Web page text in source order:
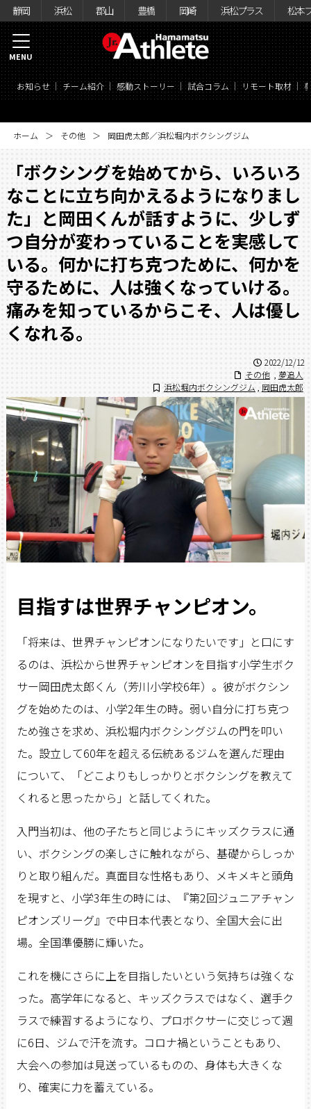
静岡 浜松 郡山 豊橋 岡崎 浜松プラス 松本
お知らせ チーム紹介 感動ストーリー 試合コラム リモート取材
MENU
ホーム その他 岡田虎太郎／浜松堀内ボクシングジム
「ボクシングを始めてから、いろいろ
なことに立ち向かえるようになりまし
た」と岡田くんが話すように、少しず
つ自分が変わっていることを実感して
いる。何かに打ち克つために、何かを
守るために、人は強くなっていける。
痛みを知っているからこそ、人は優し
くなれる。
2022/12/12
その他 , 夢追人
浜松堀内ボクシングジム
岡田虎太郎
目指すは世界チャンピオン。
「将来は、世界チャンピオンになりたいです」と口にす
るのは、浜松から世界チャンピオンを目指す小学生ボク
サー岡田虎太郎くん（芳川小学校6年）。彼がボクシン
グを始めたのは、小学2年生の時。弱い自分に打ち克つ
ため強さを求め、浜松堀内ボクシングジムの門を叩い
た。設立して60年を超える伝統あるジムを選んだ理由
について、「どこよりもしっかりとボクシングを教えて
くれると思ったから」と話してくれた。
入門当初は、他の子たちと同じようにキッズクラスに通
い、ボクシングの楽しさに触れながら、基礎からしっか
りと取り組んだ。真面目な性格もあり、メキメキと頭角
を現すと、小学3年生の時には、『第2回ジュニアチャン
ピオンズリーグ』で中日本代表となり、全国大会に出
場。全国準優勝に輝いた。
これを機にさらに上を目指したいという気持ちは強くな
った。高学年になると、キッズクラスではなく、選手ク
ラスで練習するようになり、プロボクサーに交じって週
に6日、ジムで汗を流す。コロナ禍ということもあり、
大会への参加は見送っているものの、身体も大きくな
り、確実に力を蓄えている。